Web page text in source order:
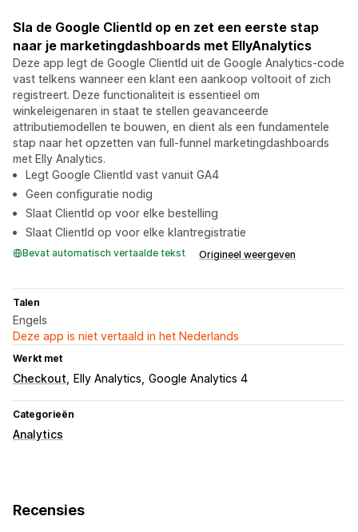
Sla de Google ClientId op en zet een eerste stap
naar je marketingdashboards met EllyAnalytics
Deze app legt de Google ClientId uit de Google Analytics-code
vast telkens wanneer een klant een aankoop voltooit of zich
registreert. Deze functionaliteit is essentieel om
winkeleigenaren in staat te stellen geavanceerde
attributiemodellen te bouwen, en dient als een fundamentele
stap naar het opzetten van full-funnel marketingdashboards
met Elly Analytics.
Legt Google ClientId vast vanuit GA4
Geen configuratie nodig
Slaat ClientId op voor elke bestelling
Slaat ClientId op voor elke klantregistratie
Bevat automatisch vertaalde tekst Origineel weergeven
Talen
Engels
Deze app is niet vertaald in het Nederlands
Werkt met
Checkout Elly Analytics Google Analytics 4
Categorieën
Analytics
Recensies